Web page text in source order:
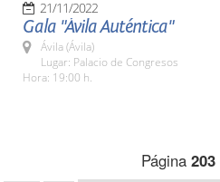
21/11/2022
Gala "Ávila Auténtica"
Ávila (Ávila)
Lugar: Palacio de Congresos
Hora: 19:00 h.
Página 203